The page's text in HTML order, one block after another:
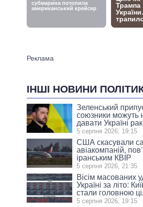
ІНШІ НОВИНИ
Зеленський
союзники можуть
давати Україні
5 серпня 2026, 19:15
США скасували
авіакомпаній,
іранським КВІР
5 серпня 2026, 21:35
Вісім масованих
Україні за літо:
стали головною
5 серпня 2026, 19:15